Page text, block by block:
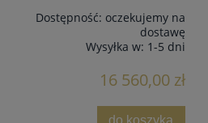
Dostępność: oczekujemy na
dostawę
Wysyłka w: 1-5 dni
16 560,00 zł
do koszyka